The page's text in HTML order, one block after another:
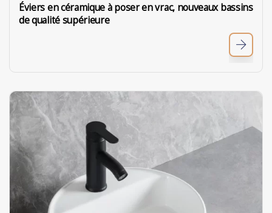
Éviers en céramique à poser en vrac, nouveaux bassins
de qualité supérieure